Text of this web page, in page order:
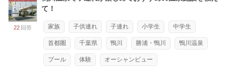
22 回答
て！
家族 子供連れ 子連れ 小学生 中学生
首都圏 千葉県 鴨川 勝浦・鴨川 鴨川温泉
プール 体験 オーシャンビュー